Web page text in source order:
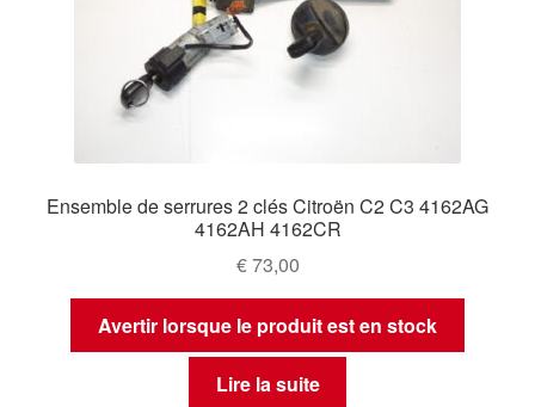
Ensemble de serrures 2 clés Citroën C2 C3 4162AG
4162AH 4162CR
€73,00
Avertir lorsque le produit est en stock
Lire la suite